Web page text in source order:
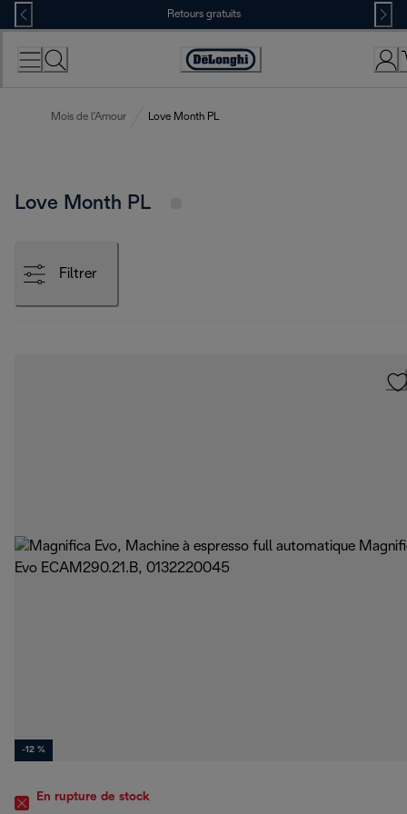
Skip
to
Content
Retours gratuits
Déclaration
Mois de l'Amour Love Month PL
Love Month PL
Filtrer
-12 %
En rupture de stock